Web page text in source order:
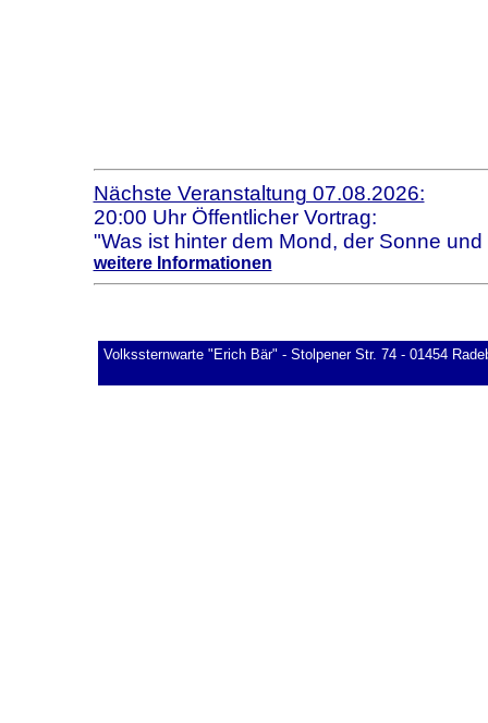
Nächste Veranstaltung 07.08.2026:
20:00 Uhr Öffentlicher Vortrag:
"Was ist hinter dem Mond, der Sonne
weitere Informationen
Volkssternwarte "Erich Bär" - Stolpener Str. 74 - 01454